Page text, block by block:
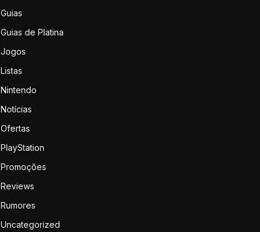
Guias
Guias de Platina
Jogos
Listas
Nintendo
Notícias
Ofertas
PlayStation
Promoções
Reviews
Rumores
Uncategorized